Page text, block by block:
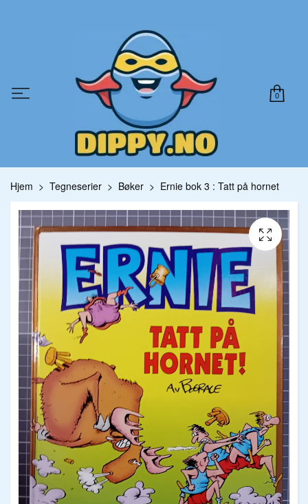
0
Hjem Tegneserier Bøker Ernie bok 3 : Tatt på hornet